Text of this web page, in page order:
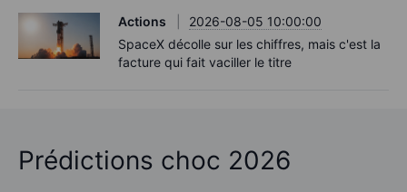
Actions
2026-08-05 10:00:00
SpaceX décolle sur les chiffres, mais c'est la
facture qui fait vaciller le titre
Prédictions choc 2026